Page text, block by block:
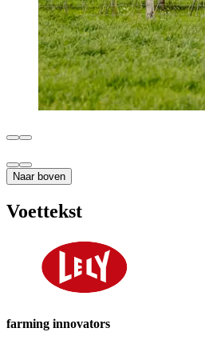
Naar boven
Voettekst
farming innovators